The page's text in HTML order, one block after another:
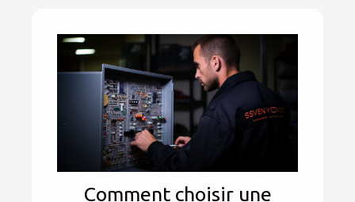
Comment choisir une